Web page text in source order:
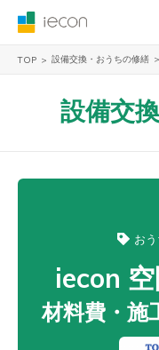
TOP 設備交換・おうちの修繕
設備交
お
iecon
材料費・施